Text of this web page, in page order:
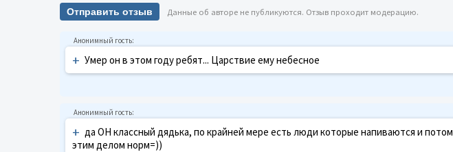
Отправить отзыв Данные об авторе не публикуются. Отзыв проходит модерацию.
+ Умер он в этом году ребят... Царствие ему небесное
+ да ОН классный дядька, по крайней мере есть люди которые напиваются и потом
этим делом норм=))